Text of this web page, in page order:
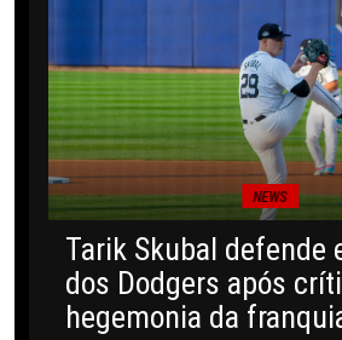
NEWS
Tarik Skubal defende
dos Dodgers após
hegemonia da